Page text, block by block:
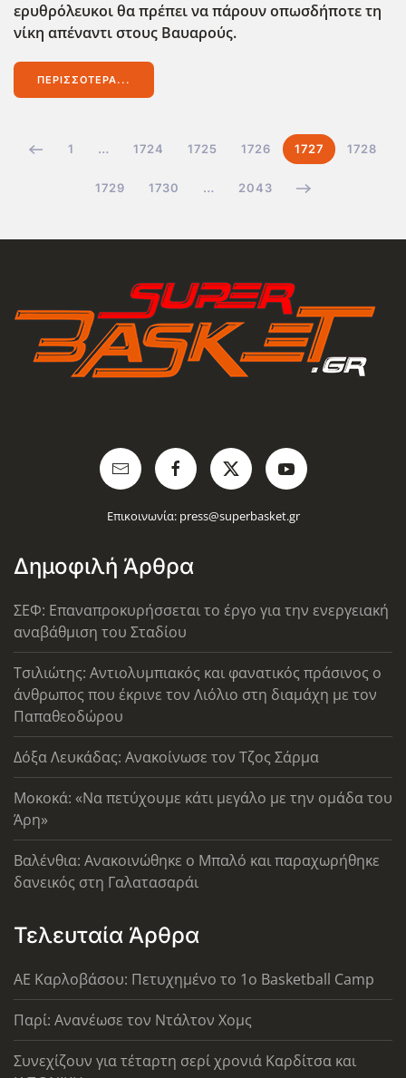
ερυθρόλευκοι θα πρέπει να πάρουν οπωσδήποτε τη
νίκη απέναντι στους Βαυαρούς.
ΠΕΡΙΣΣΌΤΕΡΑ...
1 … 1724 1725 1726 1727 1728
1729 1730 … 2043
Επικοινωνία: press@superbasket.gr
Δημοφιλή Άρθρα
ΣΕΦ: Επαναπροκυρήσσεται το έργο για την ενεργειακή
αναβάθμιση του Σταδίου
Τσιλιώτης: Αντιολυμπιακός και φανατικός πράσινος ο
άνθρωπος που έκρινε τον Λιόλιο στη διαμάχη με τον
Παπαθεοδώρου
Δόξα Λευκάδας: Ανακοίνωσε τον Τζος Σάρμα
Μοκοκά: «Να πετύχουμε κάτι μεγάλο με την ομάδα του
Άρη»
Βαλένθια: Ανακοινώθηκε ο Μπαλό και παραχωρήθηκε
δανεικός στη Γαλατασαράι
Τελευταία Άρθρα
ΑΕ Καρλοβάσου: Πετυχημένο το 1ο Basketball Camp
Παρί: Ανανέωσε τον Ντάλτον Χομς
Συνεχίζουν για τέταρτη σερί χρονιά Καρδίτσα και